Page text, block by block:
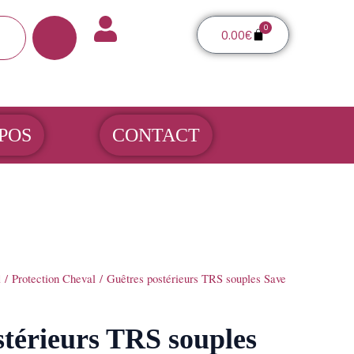
0.00€ 0
Panier
CONTACT
/Protection Cheval / Guêtres postérieurs TRS souples Save
TRS souples